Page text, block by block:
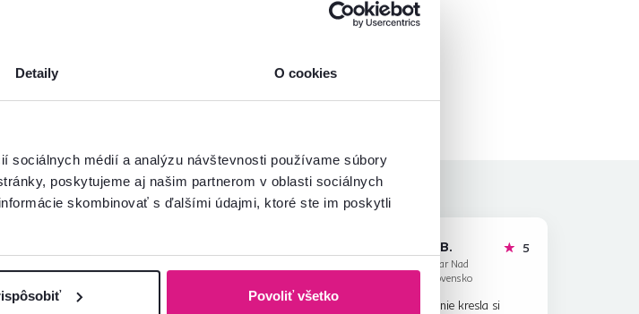
Detaily O cookies
sociálnych médií a analýzu návštevnosti používame súbory
poskytujeme aj našim partnerom v oblasti sociálnych
skombinovať s ďalšími údajmi, ktoré ste im poskytli
Povoliť všetko
A
Slovensko
Až na poškodenie pri doprave OK
A
Alžbeta B.
21.7.2023, Žiar Nad
Hronom, Slovensko
5hviezdičiek
Som spokojná, zloženie kresla si